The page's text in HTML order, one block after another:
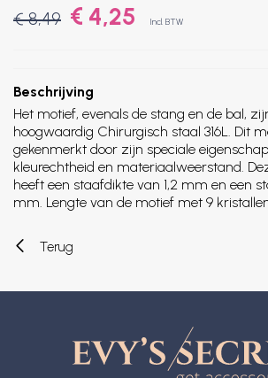
€ 8,49 € 4,25 Incl. BTW
Beschrijving
Het motief, evenals de stang en de bal,
hoogwaardig Chirurgisch staal 316L. Dit
gekenmerkt door zijn speciale
kleurechtheid en materiaalweerstand.
heeft een staafdikte van 1,2 mm en een
mm. Lengte van de motief met 9
Terug